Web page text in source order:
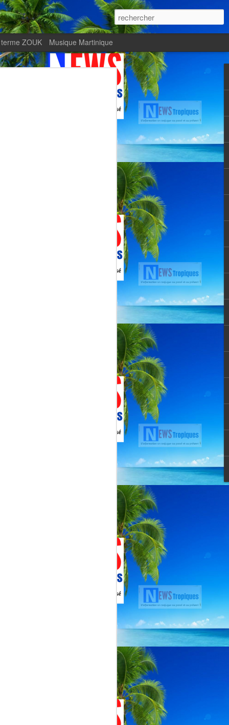
ZOUK Musique Martinique
Le Monde met
Zitata TV, fierté d’une
en lumière Zitata TV, fierté d’une
et l’originalité de cette chaîne qui